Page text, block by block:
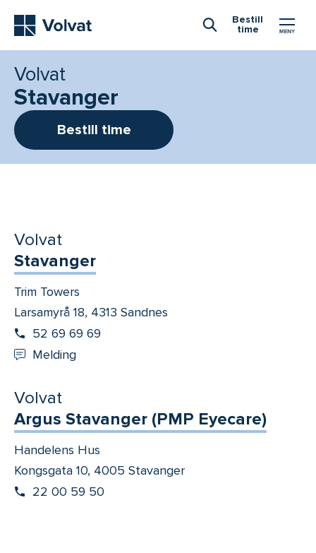
Bestill
time
Volvat
Stavanger
Bestill time
Volvat
Stavanger
Trim Towers
Larsamyrå 18, 4313 Sandnes
52 69 69 69
Melding
Volvat
Argus Stavanger (PMP Eyecare)
Handelens Hus
Kongsgata 10, 4005 Stavanger
22 00 59 50